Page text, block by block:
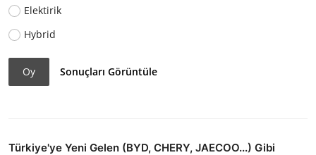
Elektirik
Hybrid
Oy Sonuçları Görüntüle
Türkiye'ye Yeni Gelen (BYD, CHERY, JAECOO...) Gibi